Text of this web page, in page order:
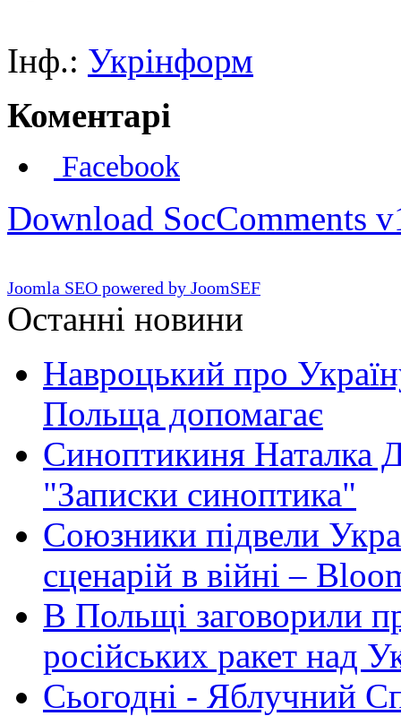
Інф.: Укрінформ
Коментарі
Facebook
Download SocComments
Joomla SEO powered by JoomSEF
Останні новини
Навроцький про
Польща допомагає
Синоптикиня Наталка
"Записки синоптика"
Союзники підвели
сценарій в війні –
В Польщі заговорили
російських ракет над
Сьогодні - Яблучний